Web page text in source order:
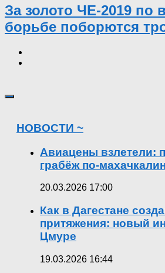
За золото ЧЕ-2019 по
борьбе поборются
НОВОСТИ ~
Авиацены взлетели:
грабёж по-
20.03.2026 17:00
Как в Дагестане
притяжения: новый
Цмуре
19.03.2026 16:44